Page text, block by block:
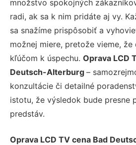
množstvo spokojných
radi, ak sa k nim pridáte aj vy.
sa snažíme prispôsobiť a
možnej miere, pretože vieme,
kľúčom k úspechu. Oprava LCD
Deutsch-Alterburg –
konzultácie či detailné
istotu, že výsledok bude presne
predstáv.
Oprava LCD TV cena Bad